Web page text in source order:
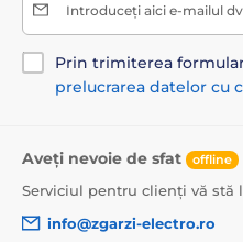
Terrier, Chihuahua,
înălțimea câinelui 30 -
Terrier brazilian,
de câmp, Mudi,
Dimensiunea XL(44x55
mari: înălțimea câinelui
Introduceți aici e-mailul
Prin trimiterea
prelucrarea datelor cu
Aveți nevoie de sfat offline
Serviciul pentru clienți vă stă
info@zgarzi-electro.ro